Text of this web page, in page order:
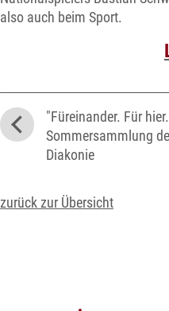
also auch beim Sport.
"Füreinander. Für
Sommersammlung
Diakonie
zurück zur Übersicht